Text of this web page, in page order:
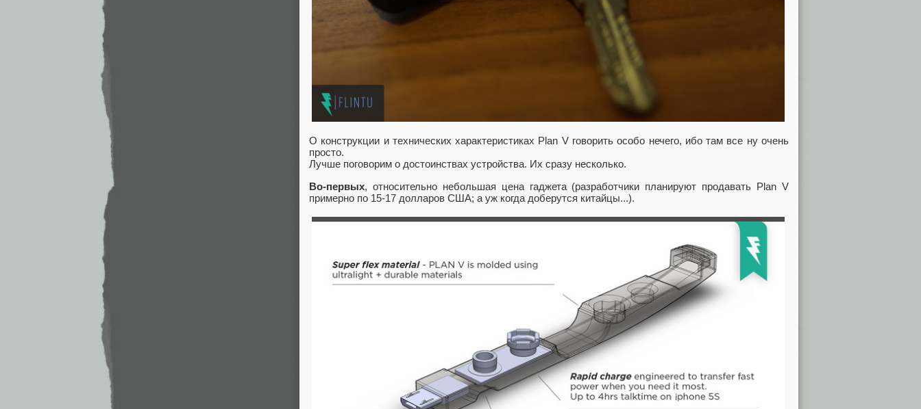
О конструкции и технических характеристиках Plan V говорить особо нечего, ибо там все ну очень
просто.
Лучше поговорим о достоинствах устройства. Их сразу несколько.
Во-первых, относительно небольшая цена гаджета (разработчики планируют продавать Plan V
примерно по 15-17 долларов США; а уж когда доберутся китайцы...).